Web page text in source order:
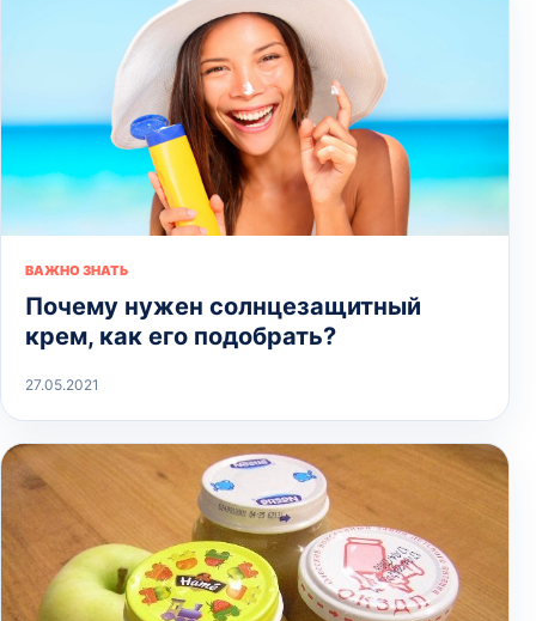
ВАЖНО ЗНАТЬ
Почему нужен солнцезащитный
крем, как его подобрать?
27.05.2021